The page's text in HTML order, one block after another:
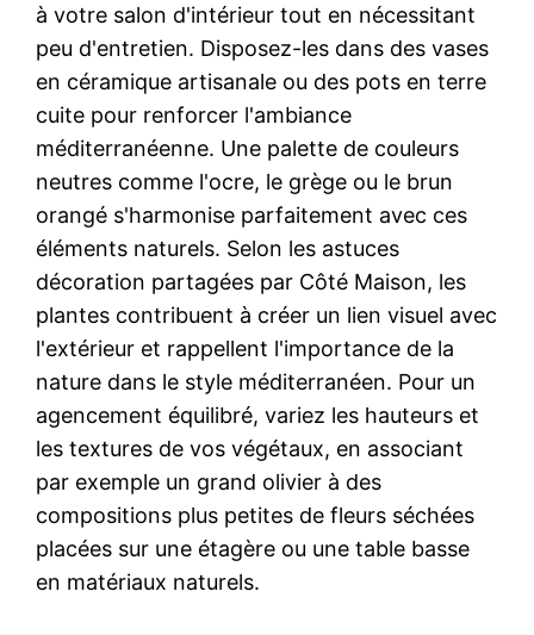
à votre salon d'intérieur tout en nécessitant
peu d'entretien. Disposez-les dans des vases
en céramique artisanale ou des pots en terre
cuite pour renforcer l'ambiance
méditerranéenne. Une palette de couleurs
neutres comme l'ocre, le grège ou le brun
orangé s'harmonise parfaitement avec ces
éléments naturels. Selon les astuces
décoration partagées par Côté Maison, les
plantes contribuent à créer un lien visuel avec
l'extérieur et rappellent l'importance de la
nature dans le style méditerranéen. Pour un
agencement équilibré, variez les hauteurs et
les textures de vos végétaux, en associant
par exemple un grand olivier à des
compositions plus petites de fleurs séchées
placées sur une étagère ou une table basse
en matériaux naturels.